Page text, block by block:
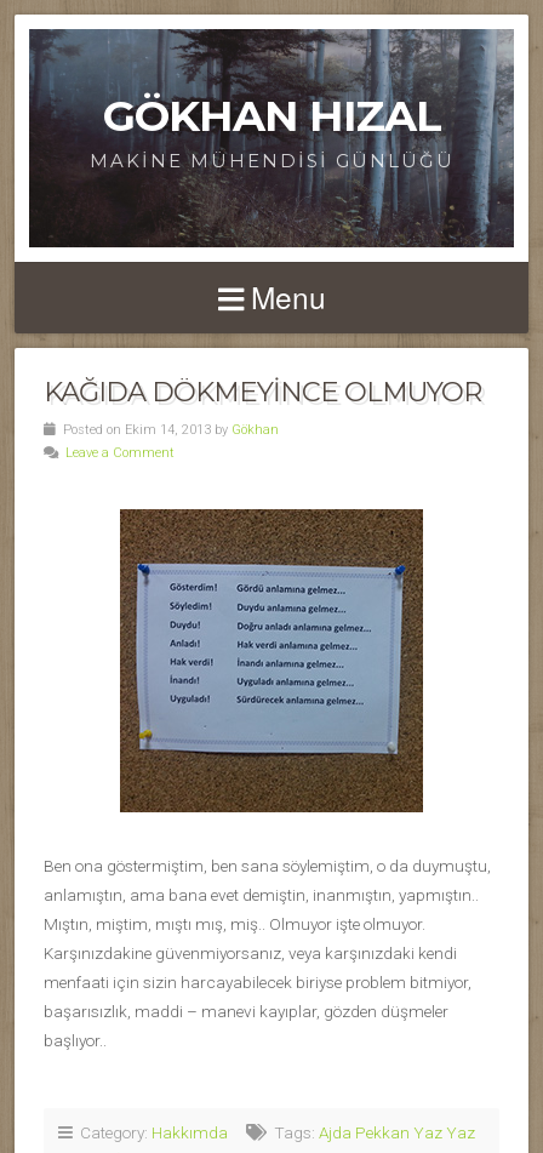
GÖKHAN HIZAL
MAKINE MÜHENDISI GÜNLÜĞÜ
Menu
KAĞIDA DÖKMEYINCE OLMUYOR
Posted on Ekim 14, 2013 by Gökhan
Leave a Comment
Ben ona göstermiştim, ben sana söylemiştim, o da duymuştu,
anlamıştın, ama bana evet demiştin, inanmıştın, yapmıştın..
Mıştın, miştim, mıştı mış, miş.. Olmuyor işte olmuyor.
Karşınızdakine güvenmiyorsanız, veya karşınızdaki kendi
menfaati için sizin harcayabilecek biriyse problem bitmiyor,
başarısızlık, maddi – manevi kayıplar, gözden düşmeler
başlıyor..
Category: Hakkımda Tags: Ajda Pekkan Yaz Yaz